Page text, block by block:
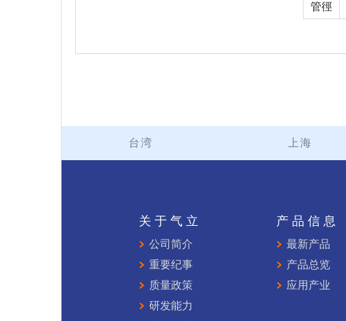
管徑
台湾 上海
关于气立
公司简介
重要纪事
质量政策
研发能力
产品信息
最新产品
产品总览
应用产业